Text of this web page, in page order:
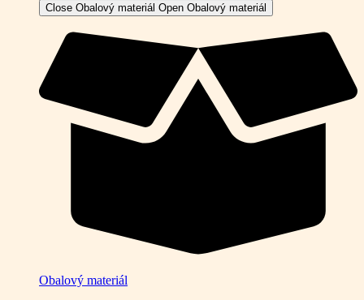
Close Obalový materiál Open Obalový materiál
Obalový materiál